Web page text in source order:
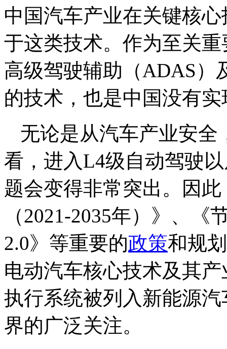
中国汽车产业在关键核
于这类技术。作为至关
高级驾驶辅助（ADAS）
的技术，也是中国没有
无论是从汽车产业安
看，进入L4级自动驾驶
题会变得非常突出。因
（2021-2035年）》、
2.0》等重要的政策和规
电动汽车核心技术及其
执行系统被列入新能源
界的广泛关注。